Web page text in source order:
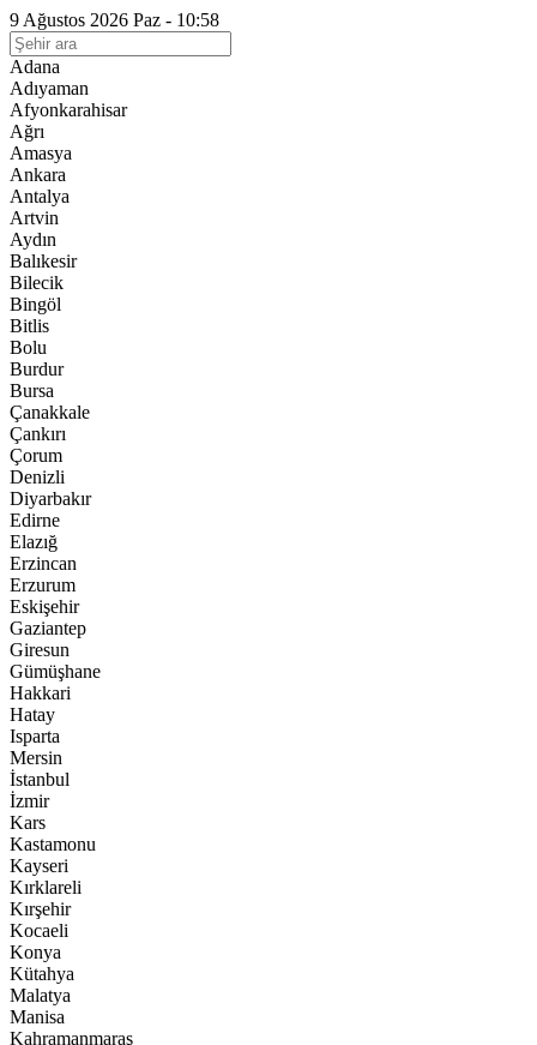
9 Ağustos 2026 Paz - 10:58
Adana
Adıyaman
Afyonkarahisar
Ağrı
Amasya
Ankara
Antalya
Artvin
Aydın
Balıkesir
Bilecik
Bingöl
Bitlis
Bolu
Burdur
Bursa
Çanakkale
Çankırı
Çorum
Denizli
Diyarbakır
Edirne
Elazığ
Erzincan
Erzurum
Eskişehir
Gaziantep
Giresun
Gümüşhane
Hakkari
Hatay
Isparta
Mersin
İstanbul
İzmir
Kars
Kastamonu
Kayseri
Kırklareli
Kırşehir
Kocaeli
Konya
Kütahya
Malatya
Manisa
Kahramanmaraş